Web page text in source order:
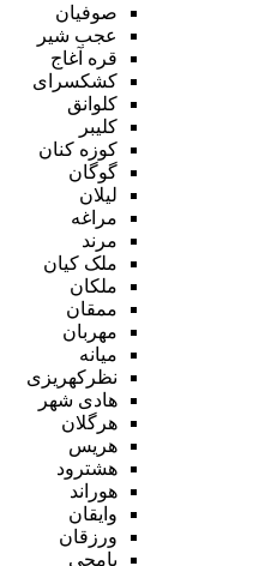
صوفیان
عجب شیر
قره آغاج
کشکسرای
کلوانق
کلیبر
کوزه کنان
گوگان
لیلان
مراغه
مرند
ملک کیان
ملکان
ممقان
مهربان
میانه
نظرکهریزی
هادی شهر
هرگلان
هریس
هشترود
هوراند
وایقان
ورزقان
یامچی